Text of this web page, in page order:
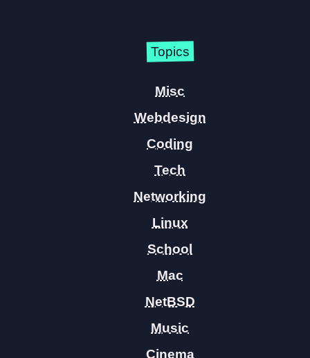
Topics
Misc
Webdesign
Coding
Tech
Networking
Linux
School
Mac
NetBSD
Music
Cinema